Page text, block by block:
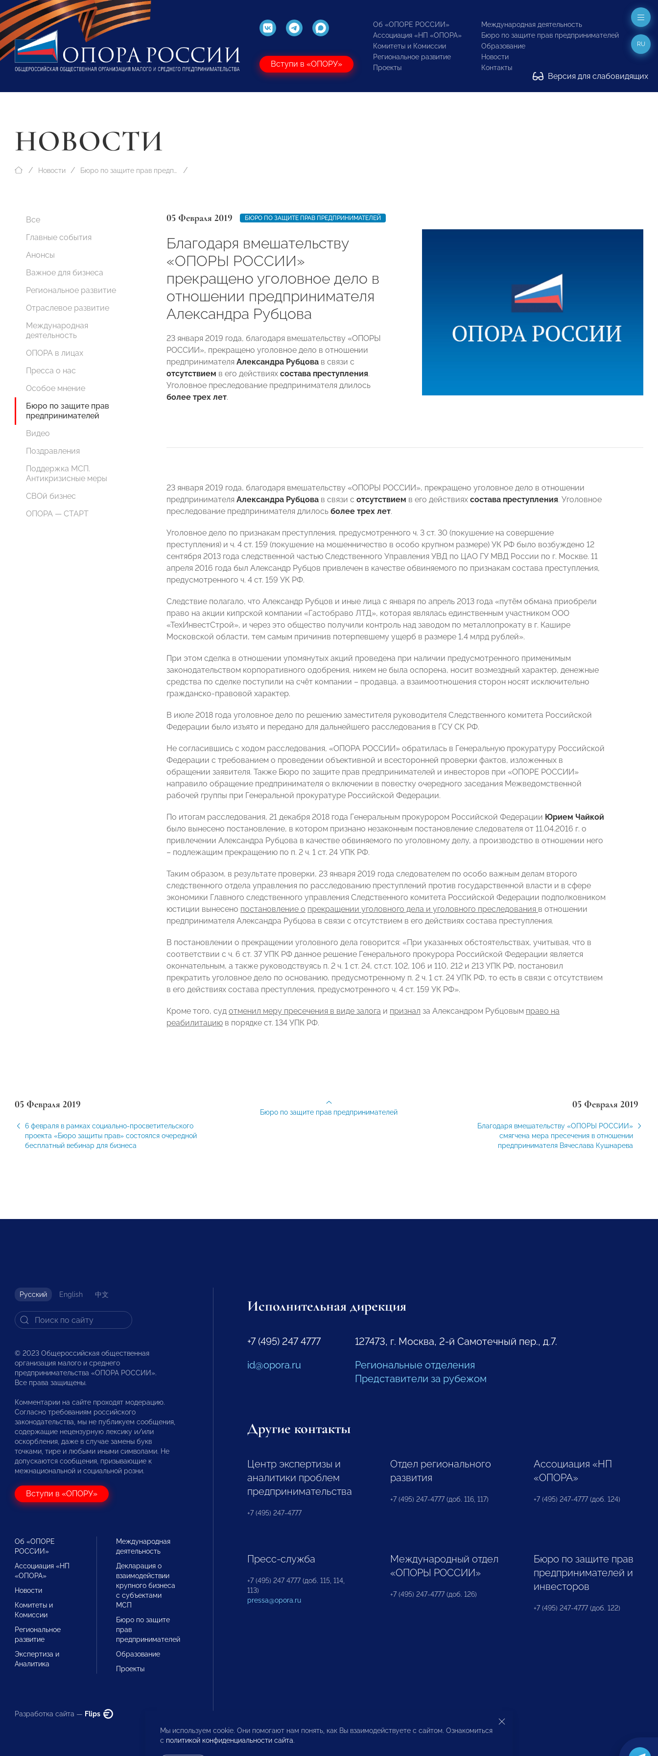
Вступи в «ОПОРУ»
Об «ОПОРЕ РОССИИ»
Ассоциация «НП «ОПОРА»
Комитеты и Комиссии
Региональное развитие
Проекты
Международная деятельность
Бюро по защите прав предпринимателей
Образование
Новости
Контакты
Версия для слабовидящих
RU
НОВОСТИ
Новости Бюро по защите прав предпринимателей
Все
Главные события
Анонсы
Важное для бизнеса
Региональное развитие
Отраслевое развитие
Международная
деятельность
ОПОРА в лицах
Пресса о нас
Особое мнение
Бюро по защите прав
предпринимателей
Видео
Поздравления
Поддержка МСП.
Антикризисные меры
СВОй бизнес
ОПОРА — СТАРТ
05 Февраля 2019 БЮРО ПО ЗАЩИТЕ ПРАВ ПРЕДПРИНИМАТЕЛЕЙ
Благодаря вмешательству
«ОПОРЫ РОССИИ»
прекращено уголовное дело в
отношении предпринимателя
Александра Рубцова
23 января 2019 года, благодаря вмешательству «ОПОРЫ
РОССИИ», прекращено уголовное дело в отношении
предпринимателя Александра Рубцова в связи с
отсутствием в его действиях состава преступления.
Уголовное преследование предпринимателя длилось
более трех лет.
23 января 2019 года, благодаря вмешательству «ОПОРЫ РОССИИ», прекращено уголовное дело в отношении
предпринимателя Александра Рубцова в связи с отсутствием в его действиях состава преступления. Уголовное
преследование предпринимателя длилось более трех лет.
Уголовное дело по признакам преступления, предусмотренного ч. 3 ст. 30 (покушение на совершение
преступления) и ч. 4 ст. 159 (покушение на мошенничество в особо крупном размере) УК РФ было возбуждено 12
сентября 2013 года следственной частью Следственного Управления УВД по ЦАО ГУ МВД России по г. Москве. 11
апреля 2016 года был Александр Рубцов привлечен в качестве обвиняемого по признакам состава преступления,
предусмотренного ч. 4 ст. 159 УК РФ.
Следствие полагало, что Александр Рубцов и иные лица с января по апрель 2013 года «путём обмана приобрели
право на акции кипрской компании «Гастобраво ЛТД», которая являлась единственным участником ООО
«ТехИнвестСтрой», и через это общество получили контроль над заводом по металлопрокату в г. Кашире
Московской области, тем самым причинив потерпевшему ущерб в размере 1,4 млрд рублей».
При этом сделка в отношении упомянутых акций проведена при наличии предусмотренного применимым
законодательством корпоративного одобрения, никем не была оспорена, носит возмездный характер, денежные
средства по сделке поступили на счёт компании – продавца, а взаимоотношения сторон носят исключительно
гражданско-правовой характер.
В июле 2018 года уголовное дело по решению заместителя руководителя Следственного комитета Российской
Федерации было изъято и передано для дальнейшего расследования в ГСУ СК РФ.
Не согласившись с ходом расследования, «ОПОРА РОССИИ» обратилась в Генеральную прокуратуру Российской
Федерации с требованием о проведении объективной и всесторонней проверки фактов, изложенных в
обращении заявителя. Также Бюро по защите прав предпринимателей и инвесторов при «ОПОРЕ РОССИИ»
направило обращение предпринимателя о включении в повестку очередного заседания Межведомственной
рабочей группы при Генеральной прокуратуре Российской Федерации.
По итогам расследования, 21 декабря 2018 года Генеральным прокурором Российской Федерации Юрием Чайкой
было вынесено постановление, в котором признано незаконным постановление следователя от 11.04.2016 г. о
привлечении Александра Рубцова в качестве обвиняемого по уголовному делу, а производство в отношении него
– подлежащим прекращению по п. 2 ч. 1 ст. 24 УПК РФ.
Таким образом, в результате проверки, 23 января 2019 года следователем по особо важным делам второго
следственного отдела управления по расследованию преступлений против государственной власти и в сфере
экономики Главного следственного управления Следственного комитета Российской Федерации подполковником
юстиции вынесено постановление о прекращении уголовного дела и уголовного преследования в отношении
предпринимателя Александра Рубцова в связи с отсутствием в его действиях состава преступления.
В постановлении о прекращении уголовного дела говорится: «При указанных обстоятельствах, учитывая, что в
соответствии с ч. 6 ст. 37 УПК РФ данное решение Генерального прокурора Российской Федерации является
окончательным, а также руководствуясь п. 2 ч. 1 ст. 24, ст.ст. 102, 106 и 110, 212 и 213 УПК РФ, постановил
прекратить уголовное дело по основанию, предусмотренному п. 2 ч. 1 ст. 24 УПК РФ, то есть в связи с отсутствием
в его действиях состава преступления, предусмотренного ч. 4 ст. 159 УК РФ».
Кроме того, суд отменил меру пресечения в виде залога и признал за Александром Рубцовым право на
реабилитацию в порядке ст. 134 УПК РФ.
05 Февраля 2019
6 февраля в рамках социально-просветительского
проекта «Бюро защиты прав» состоялся очередной
бесплатный вебинар для бизнеса
05 Февраля 2019
Благодаря вмешательству «ОПОРЫ РОССИИ»
смягчена мера пресечения в отношении
предпринимателя Вячеслава Кушнарева
Бюро по защите прав предпринимателей
Русский English 中文
© 2023 Общероссийская общественная
организация малого и среднего
предпринимательства «ОПОРА РОССИИ».
Все права защищены.
Комментарии на сайте проходят модерацию.
Согласно требованиям российского
законодательства, мы не публикуем сообщения,
содержащие нецензурную лексику и/или
оскорбления, даже в случае замены букв
точками, тире и любыми иными символами. Не
допускаются сообщения, призывающие к
межнациональной и социальной розни.
Вступи в «ОПОРУ»
Об «ОПОРЕ
РОССИИ»
Ассоциация «НП
«ОПОРА»
Новости
Комитеты и
Комиссии
Региональное
развитие
Экспертиза и
Аналитика
Международная
деятельность
Декларация о
взаимодействии
крупного бизнеса
с субъектами
МСП
Бюро по защите
прав
предпринимателей
Образование
Проекты
Разработка сайта — Flips
Исполнительная дирекция
+7 (495) 247 4777
id@opora.ru
127473, г. Москва, 2-й Самотечный пер., д.7.
Региональные отделения
Представители за рубежом
Другие контакты
Центр экспертизы и
аналитики проблем
предпринимательства
+7 (495) 247-4777
Отдел регионального
развития
+7 (495) 247-4777 (доб. 116, 117)
Ассоциация «НП
«ОПОРА»
+7 (495) 247-4777 (доб. 124)
Пресс-служба
+7 (495) 247 4777 (доб. 115, 114,
113)
pressa@opora.ru
Международный отдел
«ОПОРЫ РОССИИ»
+7 (495) 247-4777 (доб. 126)
Бюро по защите прав
предпринимателей и
инвесторов
+7 (495) 247-4777 (доб. 122)
Мы используем cookie. Они помогают нам понять, как Вы взаимодействуете с сайтом. Ознакомиться
с политикой конфиденциальности сайта.